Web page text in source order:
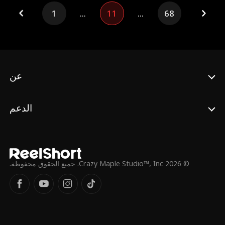
ساعدتهم سراً للنجاح في دراستهم. ورغم ذلك،
انخدع الإخوة بأختها غير الشقيقة الشريرة وبدأوا
في التنمر عليها، فطردوها وكادوا يضربونها حتى
ما قدمته. وفي النهاية، يدرك الإخوة بعد نيل
1 ... 11 ... 68
عن
الدعم
© 2026 Crazy Maple Studio™, Inc. جميع الحقوق محفوظة.